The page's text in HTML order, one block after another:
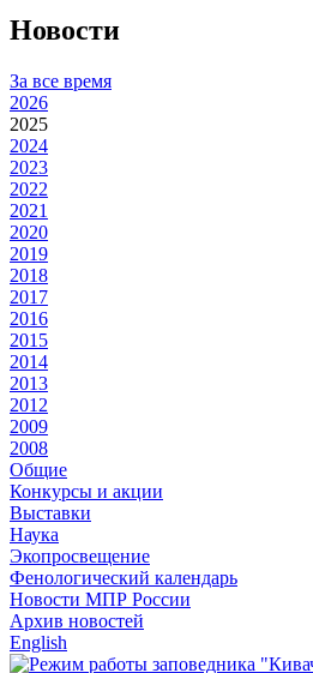
Новости
За все время
2026
2025
2024
2023
2022
2021
2020
2019
2018
2017
2016
2015
2014
2013
2012
2009
2008
Общие
Конкурсы и акции
Выставки
Наука
Экопросвещение
Фенологический календарь
Новости МПР России
Архив новостей
English